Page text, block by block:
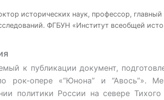
исторических наук, профессор,
ФГБУН «Институт всеобщей
к публикации документ,
рок-опере «“Юнона” и “Авось”».
политики России на севере